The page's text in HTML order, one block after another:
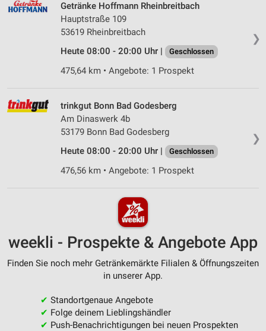
❯
Getränke Hoffmann Rheinbreitbach
Hauptstraße 109
53619 Rheinbreitbach
Heute 08:00 - 20:00 Uhr |
Geschlossen
475,64 km • Angebote: 1 Prospekt
❯
trinkgut Bonn Bad Godesberg
Am Dinaswerk 4b
53179 Bonn Bad Godesberg
Heute 08:00 - 20:00 Uhr |
Geschlossen
476,56 km • Angebote: 1 Prospekt
weekli - Prospekte & Angebote App
Finden Sie noch mehr Getränkemärkte Filialen & Öffnungszeiten
in unserer App.
✔ Standortgenaue Angebote
✔ Folge deinem Lieblingshändler
✔ Push-Benachrichtigungen bei neuen Prospekten